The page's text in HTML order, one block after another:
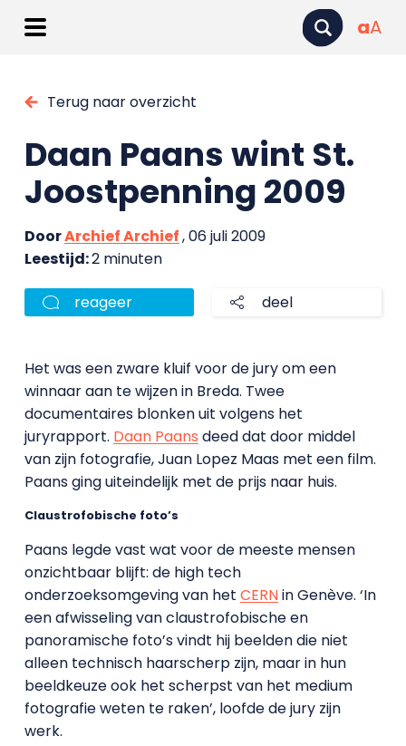
aA
Terug naar overzicht
Daan Paans wint St.
Joostpenning 2009
DoorArchief Archief, 06 juli 2009
Leestijd:2 minuten
reageer deel
Het was een zware kluif voor de jury om een
winnaar aan te wijzen in Breda. Twee
documentaires blonken uit volgens het
juryrapport. Daan Paans deed dat door middel
van zijn fotografie, Juan Lopez Maas met een film.
Paans ging uiteindelijk met de prijs naar huis.
Claustrofobische foto’s
Paans legde vast wat voor de meeste mensen
onzichtbaar blijft: de high tech
onderzoeksomgeving van het CERNin Genève. ‘In
een afwisseling van claustrofobische en
panoramische foto’s vindt hij beelden die niet
alleen technisch haarscherp zijn, maar in hun
beeldkeuze ook het scherpst van het medium
fotografie weten te raken’, loofde de jury zijn
werk.